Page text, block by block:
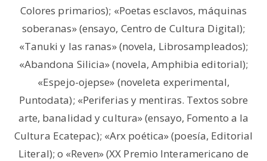
Colores primarios); «Poetas esclavos, máquinas
soberanas» (ensayo, Centro de Cultura Digital);
«Tanuki y las ranas» (novela, Librosampleados);
«Abandona Silicia» (novela, Amphibia editorial);
«Espejo-ojepse» (noveleta experimental,
Puntodata); «Periferias y mentiras. Textos sobre
arte, banalidad y cultura» (ensayo, Fomento a la
Cultura Ecatepac); «Arx poética» (poesía, Editorial
Literal); o «Reven» (XX Premio Interamericano de